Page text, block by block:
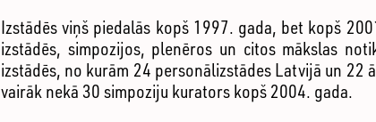
Izstādēs viņš piedalās kopš 1997. gada, bet kopš
izstādēs, simpozijos, plenēros un citos mākslas
izstādēs, no kurām 24 personālizstādes Latvijā un 22
vairāk nekā 30 simpoziju kurators kopš 2004. gada.